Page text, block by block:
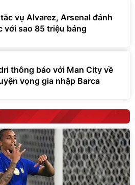
vụ Alvarez, Arsenal đánh
với sao 85 triệu bảng
thông báo với Man City về
vọng gia nhập Barca